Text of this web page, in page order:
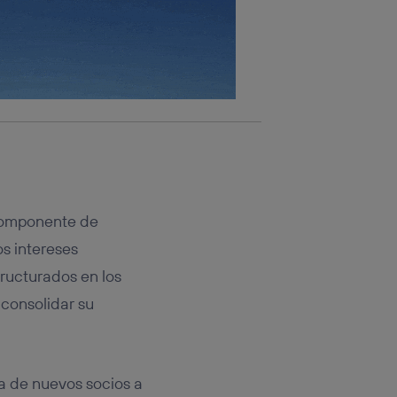
de
intereses
en los
su
de nuevos socios a